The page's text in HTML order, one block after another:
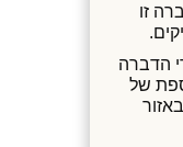
זו
הדברה
של